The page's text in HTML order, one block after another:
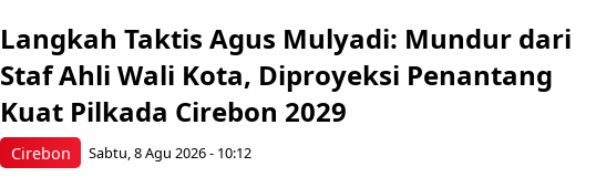
Cirebon
Langkah Taktis Agus Mulyadi: Mundur dari
Staf Ahli Wali Kota, Diproyeksi Penantang
Kuat Pilkada Cirebon 2029
Sabtu, 8 Agu 2026 - 10:12